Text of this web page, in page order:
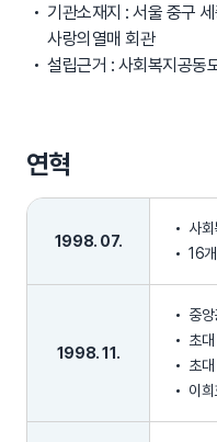
기관소재지 : 서울 중구
사랑의열매 회관
설립근거 : 사회복지공동
연혁
1998. 07.
사
16
1998. 11.
중
초
초
이